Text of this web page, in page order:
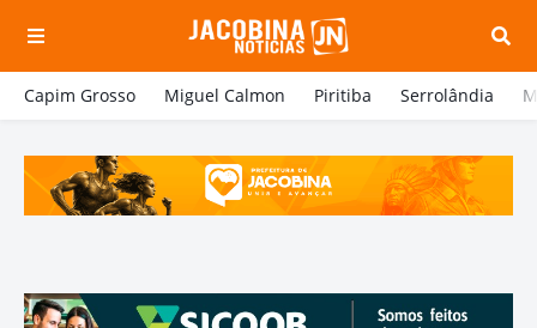
Capim Grosso Miguel Calmon Piritiba Serrolândia